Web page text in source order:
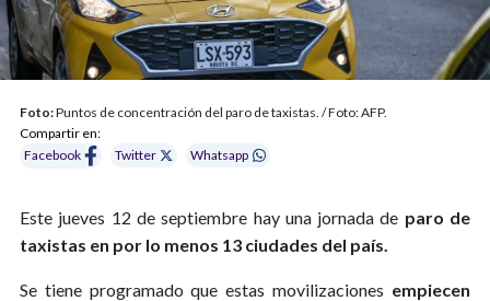
Foto:Puntos de concentración del paro de taxistas. / Foto: AFP.
Compartir en:
Facebook
Twitter Whatsapp
Este jueves 12 de septiembre hay una jornada de paro de
taxistas en por lo menos 13 ciudades del país.
Se tiene programado que estas movilizaciones empiecen